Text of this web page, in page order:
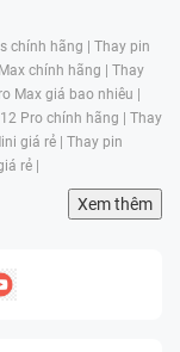
chính hãng | Thay pin
chính hãng | Thay
Max giá bao nhiêu |
Pro chính hãng | Thay
giá rẻ | Thay pin
rẻ |
Xem thêm